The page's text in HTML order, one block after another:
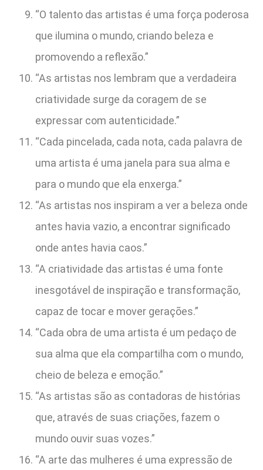
“O talento das artistas é uma força poderosa
que ilumina o mundo, criando beleza e
promovendo a reflexão.”
“As artistas nos lembram que a verdadeira
criatividade surge da coragem de se
expressar com autenticidade.”
“Cada pincelada, cada nota, cada palavra de
uma artista é uma janela para sua alma e
para o mundo que ela enxerga.”
“As artistas nos inspiram a ver a beleza onde
antes havia vazio, a encontrar significado
onde antes havia caos.”
“A criatividade das artistas é uma fonte
inesgotável de inspiração e transformação,
capaz de tocar e mover gerações.”
“Cada obra de uma artista é um pedaço de
sua alma que ela compartilha com o mundo,
cheio de beleza e emoção.”
“As artistas são as contadoras de histórias
que, através de suas criações, fazem o
mundo ouvir suas vozes.”
“A arte das mulheres é uma expressão de